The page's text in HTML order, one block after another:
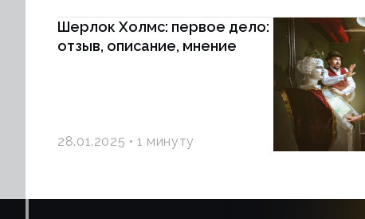
Шерлок Холмс: первое дело:
отзыв, описание, мнение
28.01.2025 1 минуту